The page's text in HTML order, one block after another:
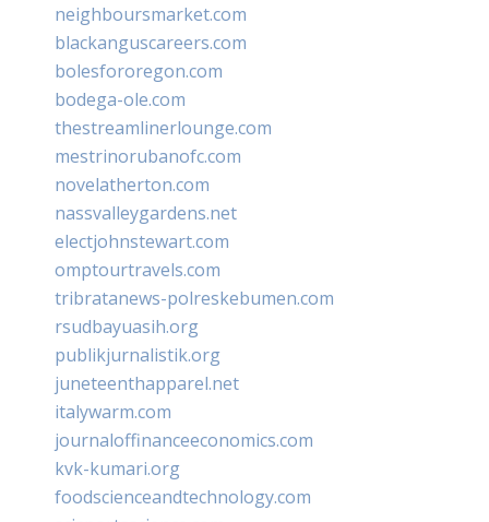
neighboursmarket.com
blackanguscareers.com
bolesfororegon.com
bodega-ole.com
thestreamlinerlounge.com
mestrinorubanofc.com
novelatherton.com
nassvalleygardens.net
electjohnstewart.com
omptourtravels.com
tribratanews-polreskebumen.com
rsudbayuasih.org
publikjurnalistik.org
juneteenthapparel.net
italywarm.com
journaloffinanceeconomics.com
kvk-kumari.org
foodscienceandtechnology.com